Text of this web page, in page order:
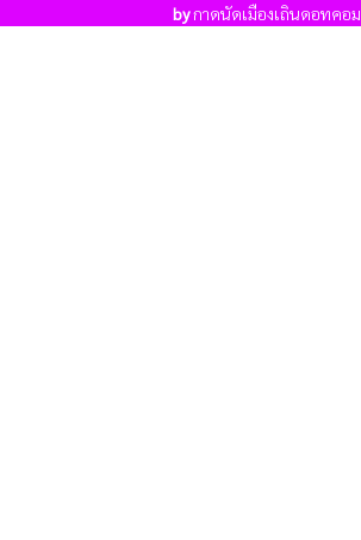
byกาดนัดเมืองเถินดอทคอม